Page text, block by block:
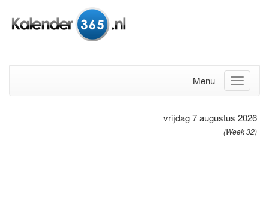
Menu
vrijdag 7 augustus 2026
(Week 32)